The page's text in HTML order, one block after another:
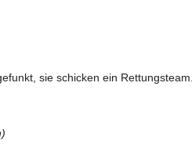
sie schicken ein Rettungsteam.